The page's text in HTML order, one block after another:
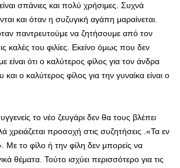
σπάνιες και πολύ χρήσιμες. Συχνά
και όταν η συζυγική αγάπη μαραίνεται.
παντρευτούμε να ζητήσουμε από τον
καλές του φιλίες. Εκείνο όμως που δεν
είναι ότι ο καλύτερος φίλος για τον άνδρα
και ο καλύτερος φίλος για την γυναίκα είναι ο
το νέο ζευγάρι δεν θα τους βλέπει
χρειάζεται προσοχή στις συζητήσεις .«Τα εν
Με το φίλο ή την φίλη δεν μπορείς να
θέματα. Τούτο ισχύει περισσότερο για τις